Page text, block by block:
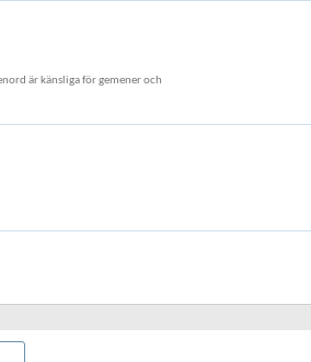
är känsliga för gemener och